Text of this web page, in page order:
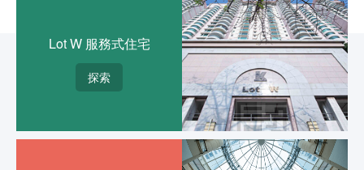
Lot W 服務式住宅
探索